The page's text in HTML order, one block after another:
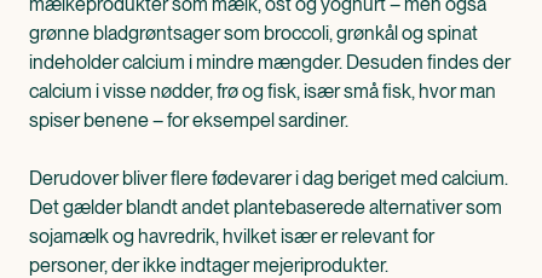
grønne bladgrøntsager som broccoli, grønkål og spinat
indeholder calcium i mindre mængder. Desuden findes der
calcium i visse nødder, frø og fisk, især små fisk, hvor man
spiser benene – for eksempel sardiner.
Derudover bliver flere fødevarer i dag beriget med calcium.
Det gælder blandt andet plantebaserede alternativer som
sojamælk og havredrik, hvilket især er relevant for
personer, der ikke indtager mejeriprodukter.